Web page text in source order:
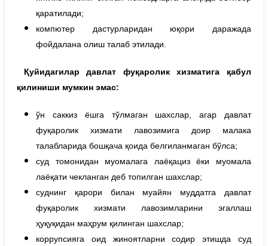
қаратилади;
компютер дастурларидан юқори даражада
фойдалана олиш талаб этилади.
Қуйидагилар давлат фуқаролик хизматига қабул
қилиниши мумкин эмас:
ўн саккиз ёшга тўлмаган шахслар, агар давлат
фуқаролик хизмати лавозимига доир малака
талабларида бошқача қоида белгиланмаган бўлса;
суд томонидан муомалага лаёқациз ёки муомала
лаёқати чекланган деб топилган шахслар;
суднинг қарори билан муайян муддатга давлат
фуқаролик хизмати лавозимларини эгаллаш
ҳуқуқидан маҳрум қилинган шахслар;
коррупсияга оид жиноятларни содир этишда суд